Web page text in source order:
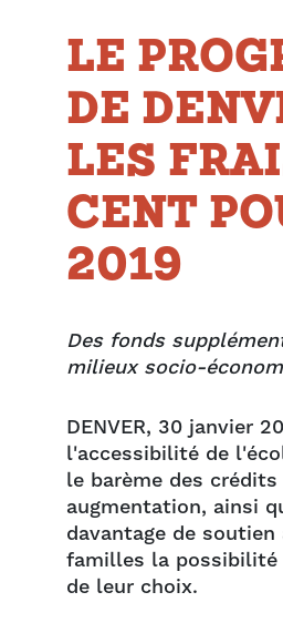
LE
DE
LES
CENT
2019
Des fonds
milieux socio-
DENVER, 30 janvier
l'accessibilité de
le barème des
augmentation, ainsi
davantage de
familles la possibilité
de leur choix.